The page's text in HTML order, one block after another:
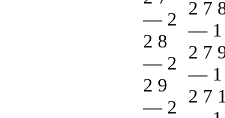
— 2
2 8
— 2
2 9
— 2
2 7
— 1
2 7
— 1
2 7